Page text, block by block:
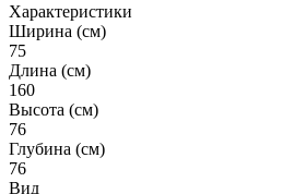
Характеристики
Ширина (см)
75
Длина (см)
160
Высота (см)
76
Глубина (см)
76
Вид